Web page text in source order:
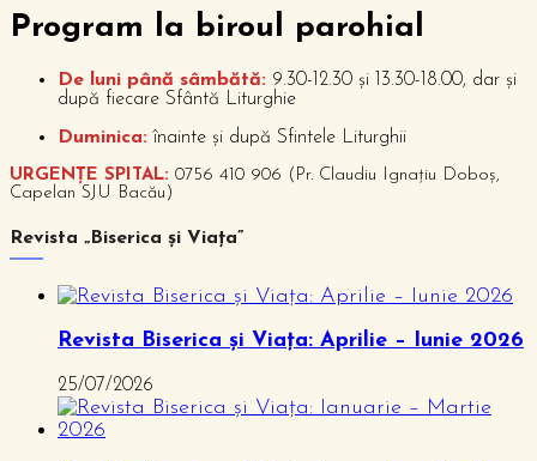
Program la biroul parohial
De luni până sâmbătă: 9.30-12.30 și 13.30-18.00, dar și
după fiecare Sfântă Liturghie
Duminica: înainte și după Sfintele Liturghii
URGENȚE SPITAL: 0756 410 906 (Pr. Claudiu Ignațiu Doboș,
Capelan SJU Bacău)
Revista „Biserica și Viața”
Revista Biserica și Viața: Aprilie – Iunie 2026
25/07/2026